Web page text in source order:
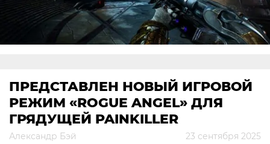
ПРЕДСТАВЛЕН НОВЫЙ ИГРОВОЙ
РЕЖИМ «ROGUE ANGEL» ДЛЯ
ГРЯДУЩЕЙ PAINKILLER
Александр Бэй 23 сентября 2025